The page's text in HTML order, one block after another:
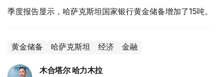
季度报告显示，哈萨克斯坦国家银行黄金储备增加了15吨。
黄金储备 哈萨克斯坦 经济 金融
木合塔尔 哈力木拉